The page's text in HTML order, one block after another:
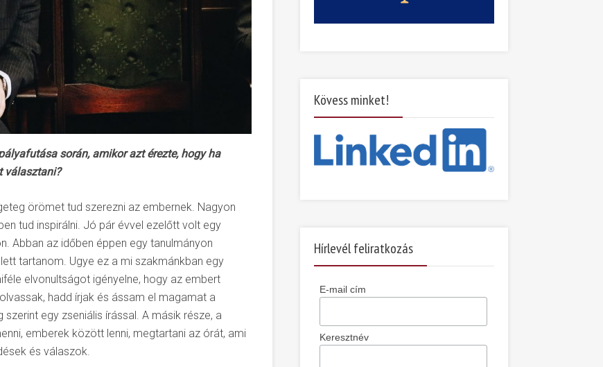
során, amikor azt érezte, hogy ha
választani?
örömet tud szerezni az embernek. Nagyon
tud inspirálni. Jó pár évvel ezelőtt volt egy
Abban az időben éppen egy tanulmányon
tartanom. Ugye ez a mi szakmánkban egy
elvonultságot igényelne, hogy az embert
hadd írjak és ássam el magamat a
egy zseniális írással. A másik része, a
emberek között lenni, megtartani az órát, ami
és válaszok.
Kövess minket!
Hírlevél feliratkozás
E-mail cím
Keresztnév